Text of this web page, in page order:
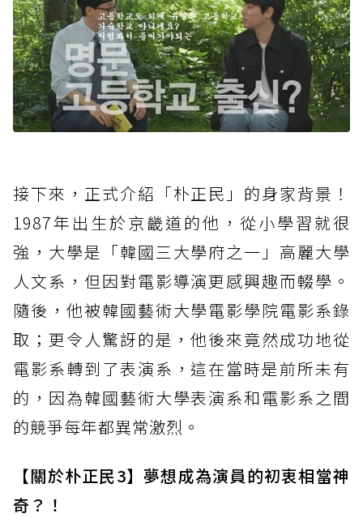
接下來，正式介紹「朴正民」的身家背景！
1987年出生於京畿道的他，從小學習就很
強，大學是「韓國三大學府之一」高麗大學
人文系，但因對電影導演更感興趣而輟學。
隨後，他被韓國藝術大學電影學院電影系錄
取；更令人驚訝的是，他後來竟然成功地從
電影系轉到了表演系，這在當時是前所未有
的，因為韓國藝術大學表演系和電影系之間
的競爭每年都異常激烈。
【關於朴正民3】夢想成為演員的初衷相當神
奇？！